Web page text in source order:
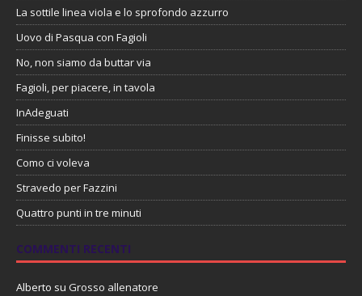
La sottile linea viola e lo sprofondo azzurro
Uovo di Pasqua con Fagioli
No, non siamo da buttar via
Fagioli, per piacere, in tavola
InAdeguati
Finisse subito!
Como ci voleva
Stravedo per Fazzini
Quattro punti in tre minuti
COMMENTI RECENTI
Alberto su Grosso allenatore